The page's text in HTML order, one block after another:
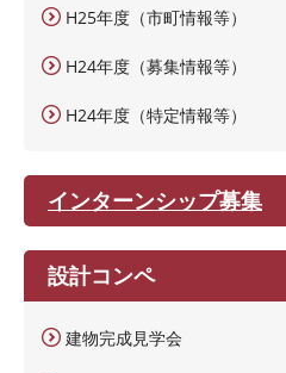
H25年度（市町情報等）
H24年度（募集情報等）
H24年度（特定情報等）
インターンシップ募集
設計コンペ
建物完成見学会